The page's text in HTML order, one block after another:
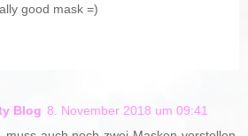
good mask =)
Blog 8. November 2018 um 09:41